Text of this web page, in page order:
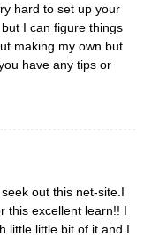
hard to set up your
I can figure things
making my own but
have any tips or
out this net-site.I
this excellent learn!! I
little little bit of it and I